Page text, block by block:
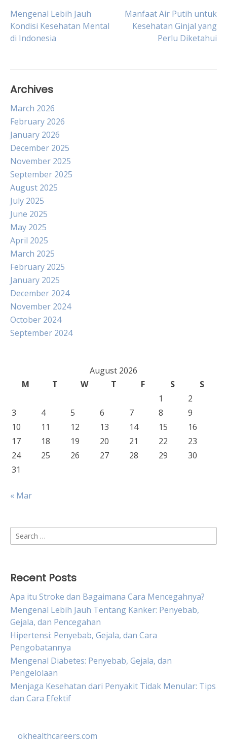
Post
navigation
Mengenal Lebih Jauh
Kondisi Kesehatan Mental
di Indonesia
Manfaat Air Putih untuk
Kesehatan Ginjal yang
Perlu Diketahui
Archives
March 2026
February 2026
January 2026
December 2025
November 2025
September 2025
August 2025
July 2025
June 2025
May 2025
April 2025
March 2025
February 2025
January 2025
December 2024
November 2024
October 2024
September 2024
August 2026
M
T W T F S
S
1
2
3
4 5 6 7 8
9
10
11 12 13 14 15
16
17
18 19 20 21 22
23
24
25 26 27 28 29
30
31
« Mar
Search
for:
Recent Posts
Apa itu Stroke dan Bagaimana Cara Mencegahnya?
Mengenal Lebih Jauh Tentang Kanker: Penyebab,
Gejala, dan Pencegahan
Hipertensi: Penyebab, Gejala, dan Cara
Pengobatannya
Mengenal Diabetes: Penyebab, Gejala, dan
Pengelolaan
Menjaga Kesehatan dari Penyakit Tidak Menular: Tips
dan Cara Efektif
okhealthcareers.com